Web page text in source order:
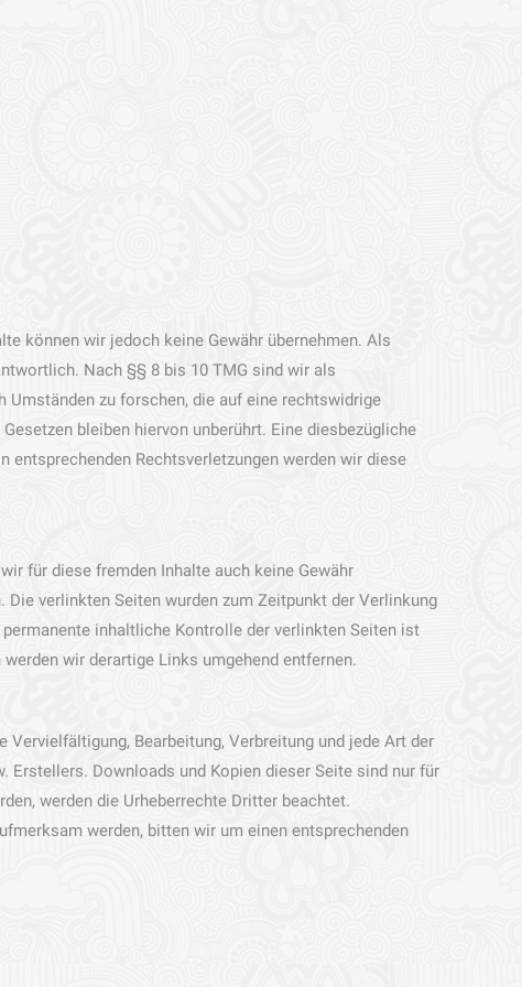
können wir jedoch keine Gewähr übernehmen. Als
Nach §§ 8 bis 10 TMG sind wir als
zu forschen, die auf eine rechtswidrige
bleiben hiervon unberührt. Eine diesbezügliche
Rechtsverletzungen werden wir diese
für diese fremden Inhalte auch keine Gewähr
verlinkten Seiten wurden zum Zeitpunkt der Verlinkung
inhaltliche Kontrolle der verlinkten Seiten ist
wir derartige Links umgehend entfernen.
Bearbeitung, Verbreitung und jede Art der
Erstellers. Downloads und Kopien dieser Seite sind nur für
werden die Urheberrechte Dritter beachtet.
werden, bitten wir um einen entsprechenden